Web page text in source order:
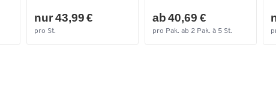
nur 43,99 €
pro St.
ab 40,69 €
pro Pak. ab 2 Pak. à 5 St.